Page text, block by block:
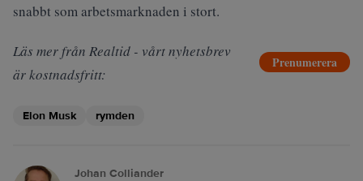
snabbt som arbetsmarknaden i stort.
Läs mer från Realtid - vårt nyhetsbrev
är kostnadsfritt:
Prenumerera
Elon Musk rymden
Johan Colliander